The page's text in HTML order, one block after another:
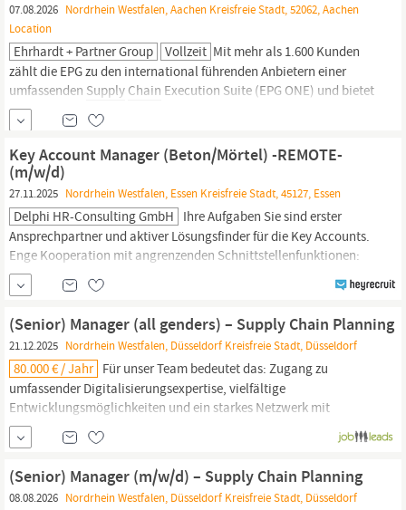
07.08.2026 Nordrhein Westfalen, Aachen Kreisfreie Stadt, 52062, Aachen
Location
Ehrhardt + Partner Group Vollzeit Mit mehr als 1.600 Kunden
zählt die EPG zu den international führenden Anbietern einer
umfassenden Supply Chain Execution Suite (EPG ONE) und bietet
WMS-, WCS-, WFM-, TMS- und Voice-Lösungen zur Optimierung
von Logistikprozessen. Logistik-Consulting, Cloud-Services,
Managed Services und Logistik-Schulungen in der eigenen
Akademie runden...
Key Account Manager (Beton/Mörtel) -REMOTE-
(m/w/d)
27.11.2025 Nordrhein Westfalen, Essen Kreisfreie Stadt, 45127, Essen
Delphi HR-Consulting GmbH Ihre Aufgaben Sie sind erster
Ansprechpartner und aktiver Lösungsfinder für die Key Accounts.
Enge Kooperation mit angrenzenden Schnittstellenfunktionen:
Produktmanagement, R&D,
Potentiale, neue Anwendungsbereiche, Industrien,
Geschäftspartnerschaften auf.
(Senior) Manager (all genders) – Supply Chain Planning
21.12.2025 Nordrhein Westfalen, Düsseldorf Kreisfreie Stadt, Düsseldorf
80.000 € / Jahr Für unser Team bedeutet das: Zugang zu
umfassender Digitalisierungsexpertise, vielfältige
Entwicklungsmöglichkeiten und ein starkes Netzwerk mit
weltweiten Standorten. Dein Verantwortungsbereich Als
Manager:inim Bereich
Planning übernimmst du
Verantwortung für Kundenprojekte mit Schwerpunkt Planung
und...
(Senior) Manager (m/w/d) – Supply Chain Planning
08.08.2026 Nordrhein Westfalen, Düsseldorf Kreisfreie Stadt, Düsseldorf